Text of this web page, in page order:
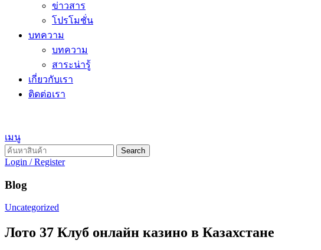
ข่าวสาร
โปรโมชั่น
บทความ
บทความ
สาระน่ารู้
เกี่ยวกับเรา
ติดต่อเรา
เมนู
Search
Login / Register
Blog
Uncategorized
Лото 37 Клуб онлайн казино в Казахстане